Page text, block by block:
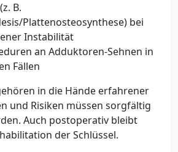
B.
Plattenosteosynthese) bei
Instabilität
an Adduktoren-Sehnen in
Fällen
in die Hände erfahrener
und Risiken müssen sorgfältig
Auch postoperativ bleibt
der Schlüssel.